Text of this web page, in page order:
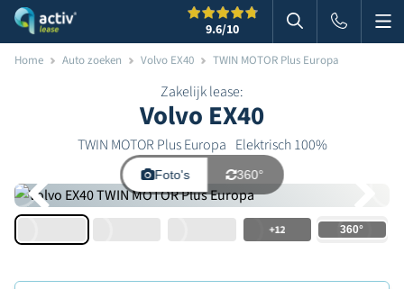
9.6/10 Zoeken in
Home Auto zoeken Volvo EX40 TWIN MOTOR Plus Europa
Zakelijk lease:
Volvo EX40
TWIN MOTOR Plus Europa Elektrisch 100%
Foto's 360°
+12